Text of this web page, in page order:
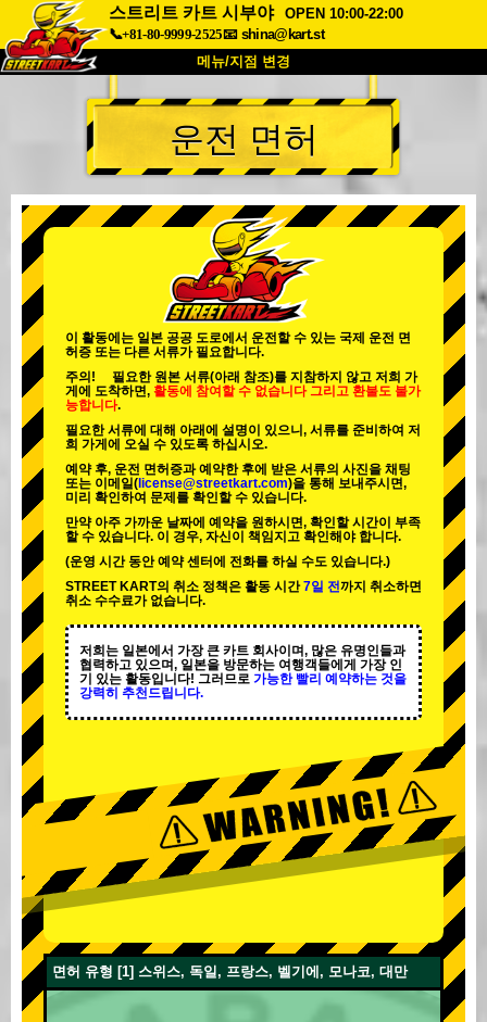
스트리트 카트 시부야
OPEN 10:00-22:00
📞+81-80-9999-2525📧 shina@kart.st
메뉴/지점 변경
최상단
소개 사양 가격
회사 정보 예약
지점 변경
도쿄 시나가와 #1
도쿄 아키하바라#2 도쿄 시부야
도쿄 시부야 애넥스
도쿄 아사쿠사 오사카
오키나와
운전 면허
이 활동에는 일본 공공 도로에서 운전할 수 있는 국제 운전 면
허증 또는 다른 서류가 필요합니다.
주의! 필요한 원본 서류(아래 참조)를 지참하지 않고 저희 가
게에 도착하면, 활동에 참여할 수 없습니다 그리고 환불도 불가
능합니다.
필요한 서류에 대해 아래에 설명이 있으니, 서류를 준비하여 저
희 가게에 오실 수 있도록 하십시오.
예약 후, 운전 면허증과 예약한 후에 받은 서류의 사진을 채팅
또는 이메일( license@streetkart.com)을 통해 보내주시면,
미리 확인하여 문제를 확인할 수 있습니다.
만약 아주 가까운 날짜에 예약을 원하시면, 확인할 시간이 부족
할 수 있습니다. 이 경우, 자신이 책임지고 확인해야 합니다.
(운영 시간 동안 예약 센터에 전화를 하실 수도 있습니다.)
STREET KART의 취소 정책은 활동 시간7일 전까지 취소하면
취소 수수료가 없습니다.
저희는 일본에서 가장 큰 카트 회사이며, 많은 유명인들과
협력하고 있으며, 일본을 방문하는 여행객들에게 가장 인
기 있는 활동입니다! 그러므로 가능한 빨리 예약하는 것을
강력히 추천드립니다.
면허 유형 [1] 스위스, 독일, 프랑스, 벨기에, 모나코, 대만